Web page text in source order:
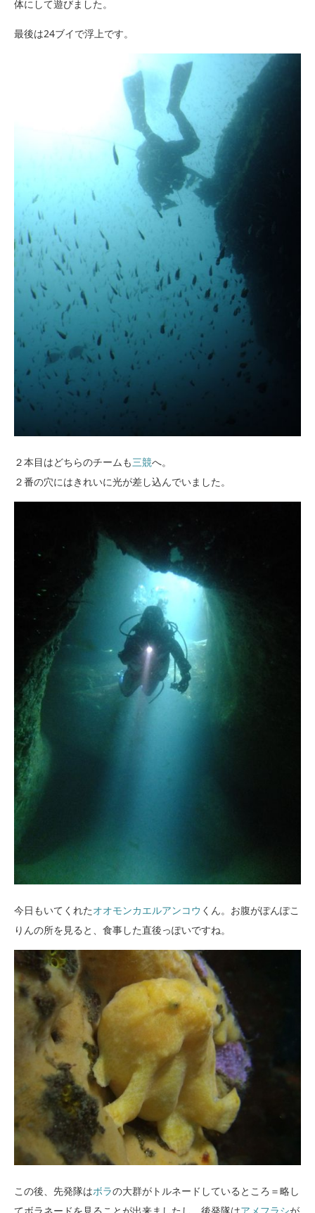
体にして遊びました。
最後は24ブイで浮上です。
２本目はどちらのチームも三競へ。
２番の穴にはきれいに光が差し込んでいました。
今日もいてくれたオオモンカエルアンコウ くん。お腹がぽんぽこ
りんの所を見ると、食事した直後っぽいですね。
この後、先発隊はボラの大群がトルネードしているところ＝略し